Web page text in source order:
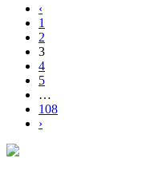
‹
1
2
3
4
5
…
108
›